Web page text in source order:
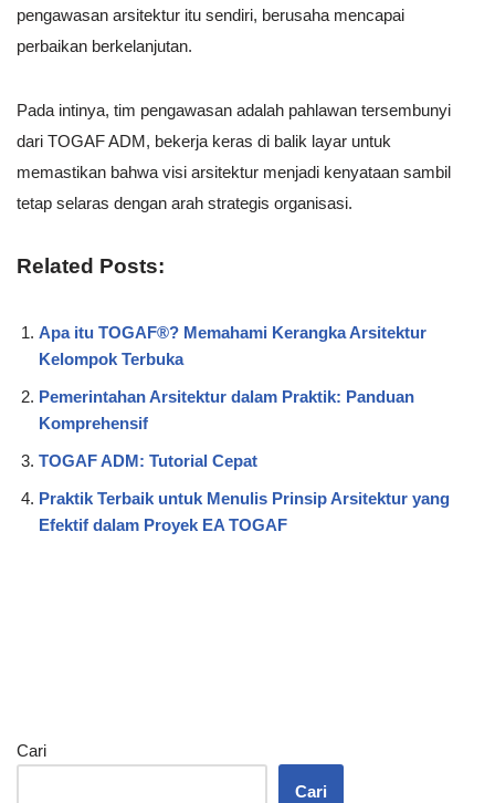
pengawasan arsitektur itu sendiri, berusaha mencapai
perbaikan berkelanjutan.
Pada intinya, tim pengawasan adalah pahlawan tersembunyi
dari TOGAF ADM, bekerja keras di balik layar untuk
memastikan bahwa visi arsitektur menjadi kenyataan sambil
tetap selaras dengan arah strategis organisasi.
Related Posts:
Apa itu TOGAF®? Memahami Kerangka Arsitektur
Kelompok Terbuka
Pemerintahan Arsitektur dalam Praktik: Panduan
Komprehensif
TOGAF ADM: Tutorial Cepat
Praktik Terbaik untuk Menulis Prinsip Arsitektur yang
Efektif dalam Proyek EA TOGAF
Cari
Cari